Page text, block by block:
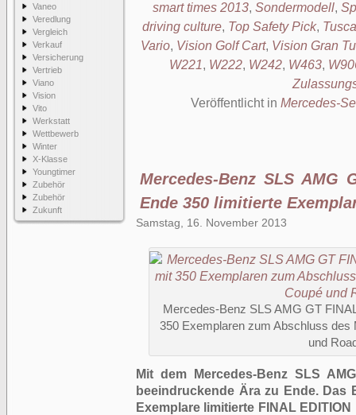
Vaneo
Veredlung
Vergleich
Verkauf
Versicherung
Vertrieb
Viano
Vision
Vito
Werkstatt
Wettbewerb
Winter
X-Klasse
Youngtimer
Zubehör
Zubehör
Zukunft
smart times 2013, Sondermodell,
driving culture, Top Safety Pick,
Vario, Vision Golf Cart, Vision Gran
W221, W222, W242, W463,
Veröffentlicht in Mercedes-
Mercedes-Benz SLS AMG
Ende 350 limitierte
Samstag, 16. November 2013
Mercedes-Benz SLS AMG GT
350 Exemplaren zum Abschluss des
und
Mit dem Mercedes-Benz SLS
beeindruckende Ära zu Ende. Das
Exemplare limitierte FINAL